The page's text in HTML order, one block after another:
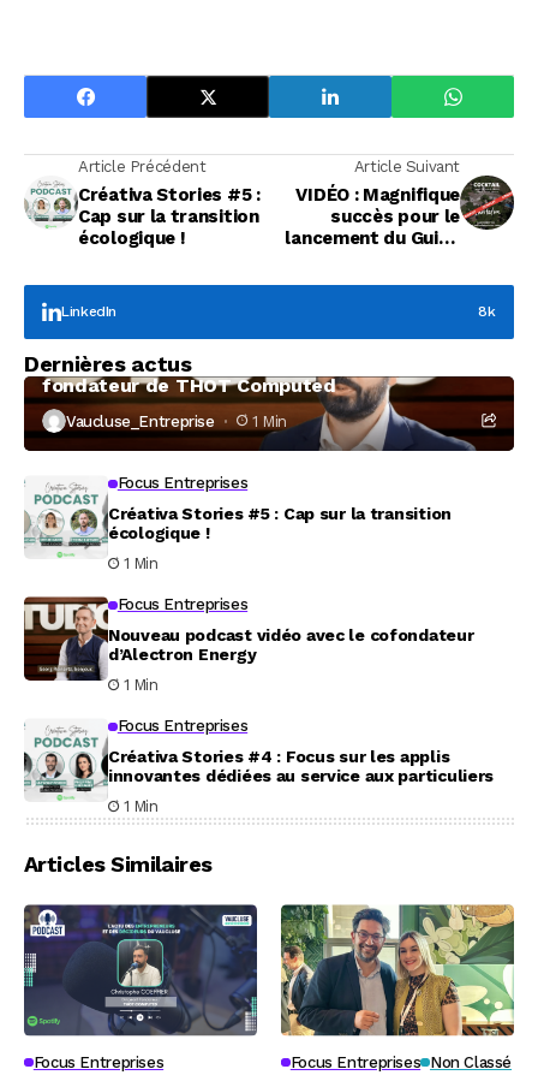
Article Précédent
Créativa Stories #5 :
Cap sur la transition
écologique !
Article Suivant
VIDÉO : Magnifique
succès pour le
lancement du Guide
LinkedIn 8k
Dernières actus
À la rencontre de Christophe Coeffier, dirigeant
fondateur de THOT Computed
Vaucluse_Entreprise 1 Min
Focus Entreprises
Créativa Stories #5 : Cap sur la transition
écologique !
1 Min
Focus Entreprises
Nouveau podcast vidéo avec le cofondateur
d’Alectron Energy
1 Min
Focus Entreprises
Créativa Stories #4 : Focus sur les applis
innovantes dédiées au service aux particuliers
1 Min
Articles Similaires
Focus Entreprises Focus Entreprises Non Classé